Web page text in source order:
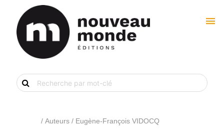
menu
Recherche
de
livre
/ Auteurs / Eugène-François VIDOCQ